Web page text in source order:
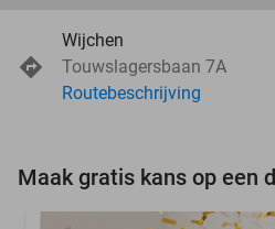
Wijchen
Touwslagersbaan 7A
Routebeschrijving